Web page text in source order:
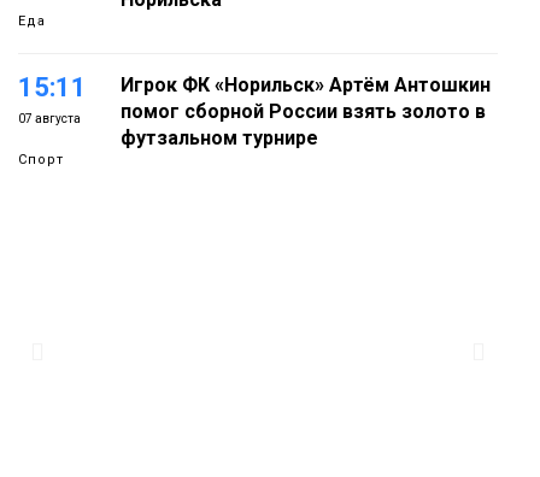
Еда
15:11
07 августа
Спорт
Игрок ФК «Норильск» Артём Антошкин
помог сборной России взять золото в
футзальном турнире